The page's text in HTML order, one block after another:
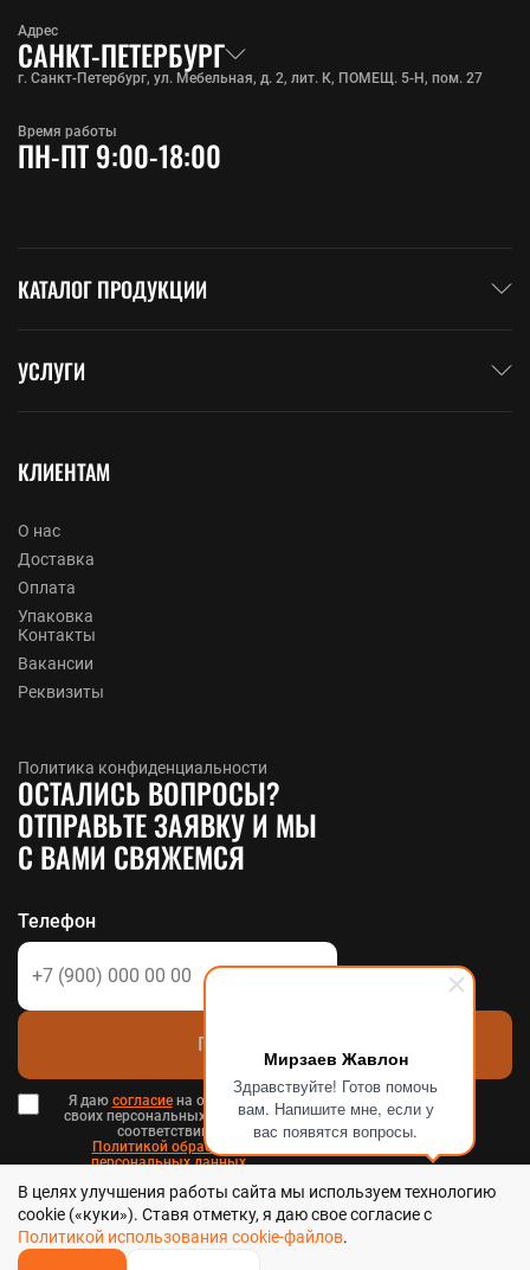
Мирзаев Жавлон
Здравствуйте! Готов помочь
вам. Напишите мне, если у
вас появятся вопросы.
Адрес
САНКТ-ПЕТЕРБУРГ
г. Санкт-Петербург, ул. Мебельная, д. 2, лит. К, ПОМЕЩ. 5-Н, пом. 27
Время работы
ПН-ПТ 9:00-18:00
КАТАЛОГ ПРОДУКЦИИ
УСЛУГИ
КЛИЕНТАМ
О нас
Доставка
Оплата
Упаковка
Контакты
Вакансии
Реквизиты
Политика конфиденциальности
ОСТАЛИСЬ ВОПРОСЫ?
ОТПРАВЬТЕ ЗАЯВКУ И МЫ
С ВАМИ СВЯЖЕМСЯ
Телефон
Позвоните мне
Я даю согласиена обработку
своих персональных данных в
соответствии с
Политикой обработки
персональных данных
Пользовательским соглашением .
В целях улучшения работы сайта мы используем технологию
cookie («куки»). Ставя отметку, я даю свое согласие с
Политикой использования cookie-файлов.